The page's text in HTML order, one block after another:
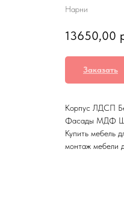
Нарни
13650,00
Заказать
Корпус ЛДСП
Фасады МДФ
Купить мебель
монтаж мебели